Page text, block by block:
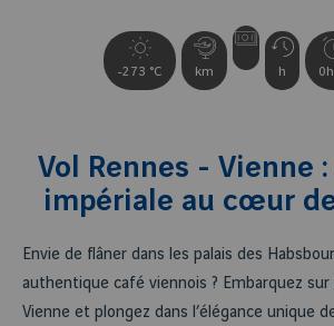
-273 °C km h
Vol Rennes - Vienne
impériale au cœur de
Envie de flâner dans les palais des
authentique café viennois ? Embarquez sur
Vienne et plongez dans l’élégance unique